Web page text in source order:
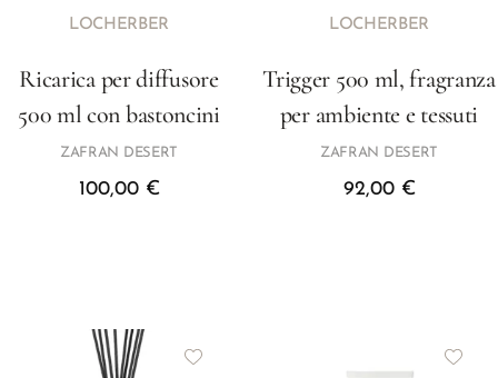
LOCHERBER
Ricarica per diffusore
500 ml con bastoncini
ZAFRAN DESERT
100,00 €
LOCHERBER
Trigger 500 ml, fragranza
per ambiente e tessuti
ZAFRAN DESERT
92,00 €